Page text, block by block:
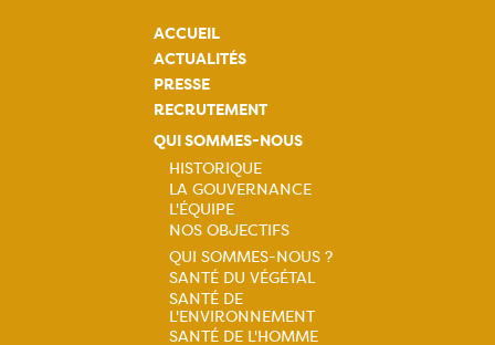
ACCUEIL
ACTUALITÉS
PRESSE
RECRUTEMENT
QUI SOMMES-NOUS
Navigation
principale
HISTORIQUE
LA GOUVERNANCE
L'ÉQUIPE
NOS OBJECTIFS
Navigation
QUI SOMMES-NOUS ?
SANTÉ DU VÉGÉTAL
SANTÉ DE
L'ENVIRONNEMENT
SANTÉ DE L'HOMME